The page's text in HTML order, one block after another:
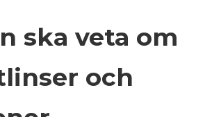
ska veta om
och